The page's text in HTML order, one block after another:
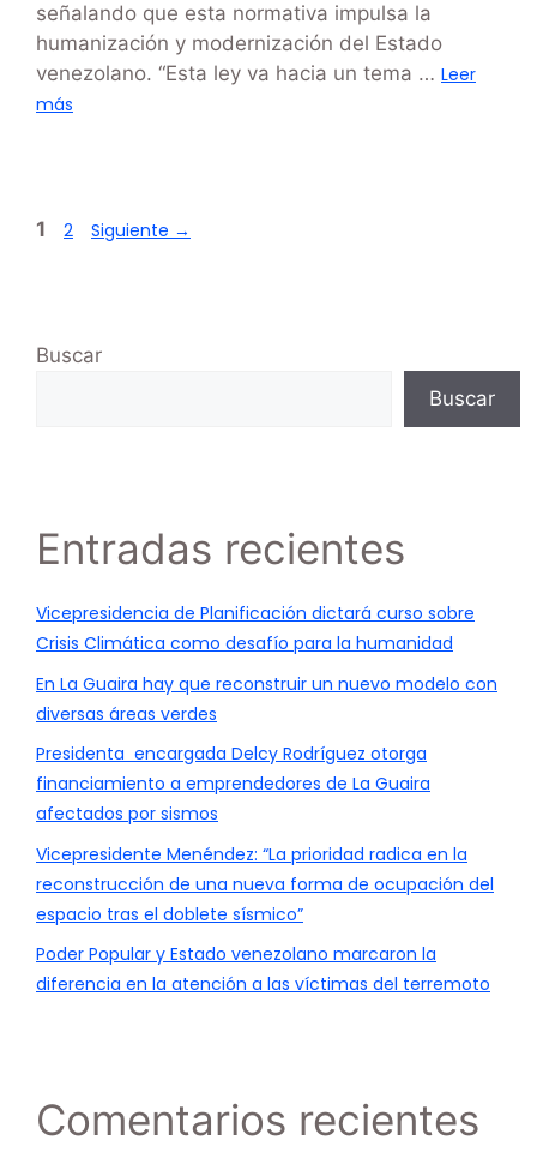
señalando que esta normativa impulsa la
humanización y modernización del Estado
venezolano. “Esta ley va hacia un tema … Leer
más
1 2 Siguiente →
Buscar
Buscar
Entradas recientes
Vicepresidencia de Planificación dictará curso sobre
Crisis Climática como desafío para la humanidad
En La Guaira hay que reconstruir un nuevo modelo con
diversas áreas verdes
Presidenta encargada Delcy Rodríguez otorga
financiamiento a emprendedores de La Guaira
afectados por sismos
Vicepresidente Menéndez: “La prioridad radica en la
reconstrucción de una nueva forma de ocupación del
espacio tras el doblete sísmico”
Poder Popular y Estado venezolano marcaron la
diferencia en la atención a las víctimas del terremoto
Comentarios recientes